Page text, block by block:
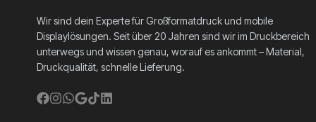
Wir sind dein Experte für Großformatdruck und mobile
Displaylösungen. Seit über 20 Jahren sind wir im Druckbereich
unterwegs und wissen genau, worauf es ankommt – Material,
Druckqualität, schnelle Lieferung.